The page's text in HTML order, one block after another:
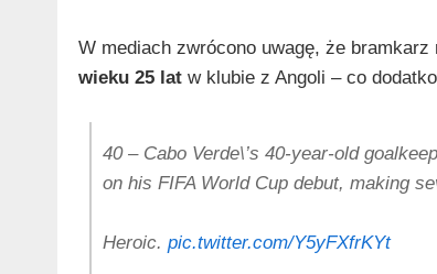
W mediach zwrócono uwagę, że
wieku 25 latw klubie z Angoli – co
40 – Cabo Verde\’s 40-year-old
on his FIFA World Cup debut, making
Heroic. pic.twitter.com/Y5yFXfrKYt